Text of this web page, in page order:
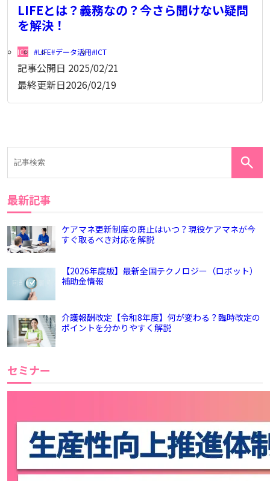
LIFEとは？義務なの？今さら聞けない疑問
を解決！
ICT LIFE データ活用 ICT
記事公開日 2025/02/21
最終更新日2026/02/19
最新記事
ケアマネ更新制度の廃止はいつ？現役ケアマネが今
すぐ取るべき対応を解説
【2026年度版】最新全国テクノロジー（ロボット）
補助金情報
介護報酬改定【令和8年度】何が変わる？臨時改定の
ポイントを分かりやすく解説
セミナー